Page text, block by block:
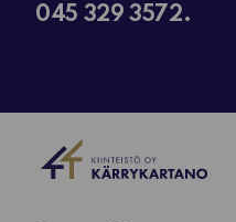
045 329 3572.